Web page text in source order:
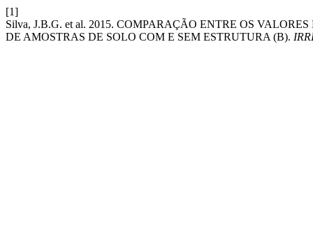
[1]
Silva, J.B.G. et al. 2015. COMPARAÇÃO ENTRE OS
DE AMOSTRAS DE SOLO COM E SEM ESTRUTURA (B).